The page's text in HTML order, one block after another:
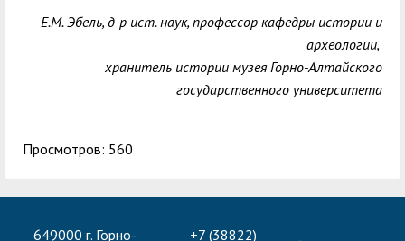
Е.М. Эбель, д-р ист. наук, профессор кафедры истории и
археологии,
хранитель истории музея Горно-Алтайского
государственного университета
Просмотров: 560
649000 г. Горно- +7 (38822)